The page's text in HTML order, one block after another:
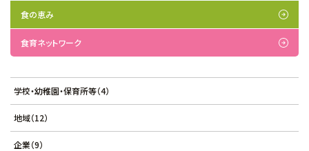
食の恵み
食育ネットワーク
学校・幼稚園・保育所等（4）
地域（12）
企業（9）